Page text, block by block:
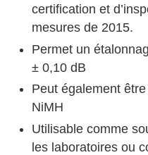
certification et
mesures de 2015.
Permet un
± 0,10 dB
Peut également
NiMH
Utilisable comme
les laboratoires ou